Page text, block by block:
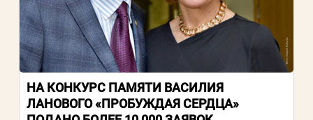
НА КОНКУРС ПАМЯТИ ВАСИЛИЯ
ЛАНОВОГО «ПРОБУЖДАЯ СЕРДЦА»